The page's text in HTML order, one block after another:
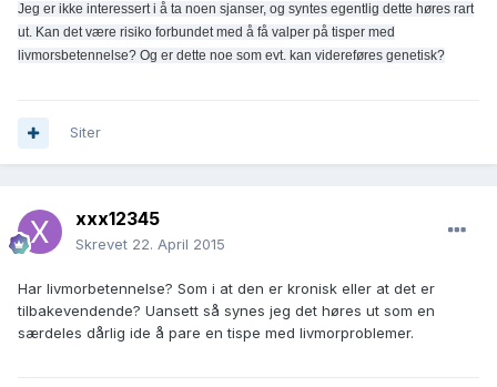
Jeg er ikke interessert i å ta noen sjanser, og syntes egentlig dette høres rart
ut. Kan det være risiko forbundet med å få valper på tisper med
livmorsbetennelse? Og er dette noe som evt. kan videreføres genetisk?
Siter
xxx12345
Skrevet 22. April 2015
Har livmorbetennelse? Som i at den er kronisk eller at det er
tilbakevendende? Uansett så synes jeg det høres ut som en
særdeles dårlig ide å pare en tispe med livmorproblemer.